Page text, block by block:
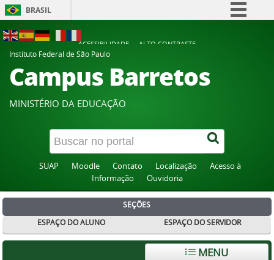
BRASIL
Participe
Acesso à informação
Canais
ACESSIBILIDADE
ALTO CONTRASTE
Instituto Federal de São Paulo
Campus Barretos
MINISTÉRIO DA EDUCAÇÃO
SUAP Moodle Contato Localização
Acesso à
Informação
Ouvidoria
SEÇÕES
ESPAÇO DO ALUNO
ESPAÇO DO SERVIDOR
MENU